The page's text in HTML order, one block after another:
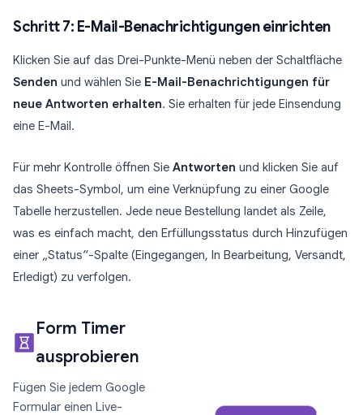
Schritt 7: E-Mail-Benachrichtigungen einrichten
Klicken Sie auf das Drei-Punkte-Menü neben der Schaltfläche
Senden und wählen Sie E-Mail-Benachrichtigungen für
neue Antworten erhalten. Sie erhalten für jede Einsendung
eine E-Mail.
Für mehr Kontrolle öffnen Sie Antworten und klicken Sie auf
das Sheets-Symbol, um eine Verknüpfung zu einer Google
Tabelle herzustellen. Jede neue Bestellung landet als Zeile,
was es einfach macht, den Erfüllungsstatus durch Hinzufügen
einer „Status“-Spalte (Eingegangen, In Bearbeitung, Versandt,
Erledigt) zu verfolgen.
Form Timer
ausprobieren
Fügen Sie jedem Google
Formular einen Live-